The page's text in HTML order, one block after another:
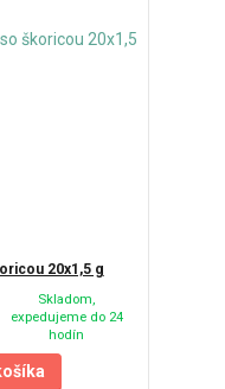
20x1,5 g
Skladom,
expedujeme do 24
hodín